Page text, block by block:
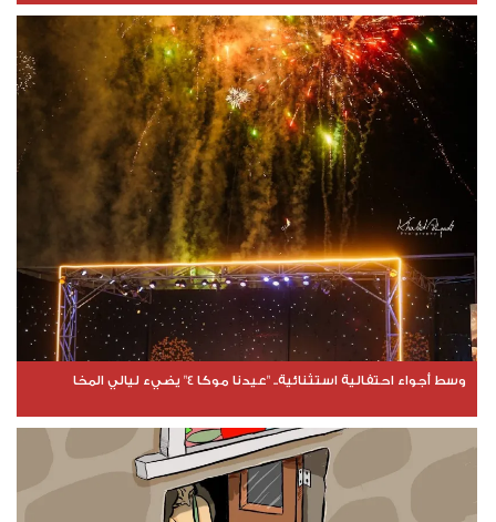
وسط أجواء احتفالية استثنائية.. "عيدنا موكا 4" يضيء ليالي المخا